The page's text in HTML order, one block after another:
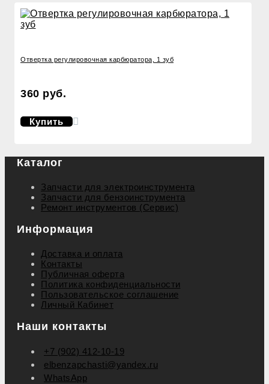
Отвертка регулировочная карбюратора, 1 зуб
360 руб.
Купить
Каталог
Запчасти для электроинструмента
Запчасти для бензоинструмента
Ремонт инструментов (Сервис)
Информация
Доставка и оплата
Контакты
Публичная оферта
Политика конфиденциальности
Пользовательское соглашение
Личный Кабинет
Наши контакты
+7 (902) 412-10-19
elbenzapchasti@yandex.ru
WhatsApp